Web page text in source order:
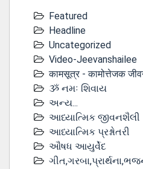
Featured
Headline
Uncategorized
Video-Jeevanshailee
कामसूत्र - कामोत्तेजक
ૐ નમઃ શિવાય
અન્ય...
આધ્યાત્મિક જીવનશૈલી
આધ્યાત્મિક પ્રશ્નોતરી
ઔષધ આયુર્વેદ